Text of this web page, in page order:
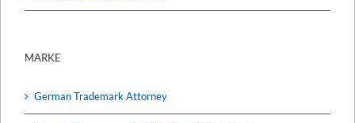
MARKE
German Trademark Attorney